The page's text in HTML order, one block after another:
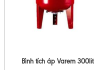
Bình tích áp Varem 300lit